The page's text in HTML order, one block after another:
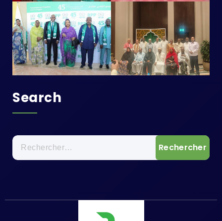
Search
Rechercher :